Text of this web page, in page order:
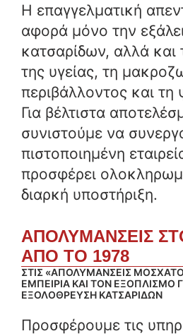
Η επαγγελματική
αφορά μόνο την
κατσαρίδων, αλλά και
της υγείας, τη
περιβάλλοντος και τη
Για βέλτιστα
συνιστούμε να
πιστοποιημένη
προσφέρει
διαρκή υποστήριξη.
ΑΠΟΛΥΜΑΝΣΕΙΣ
ΑΠΟ ΤΟ 1978
ΣΤΙΣ «ΑΠΟΛΥΜΑΝΣΕΙΣ
ΕΜΠΕΙΡΙΑ ΚΑΙ ΤΟΝ ΕΞΟΠΛΙΣΜΟ
ΕΞΟΛΟΘΡΕΥΣΗ ΚΑΤΣΑΡΙΔΩΝ
Προσφέρουμε τις